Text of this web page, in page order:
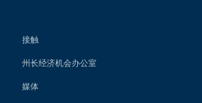
接触
州长经济机会办公室
媒体